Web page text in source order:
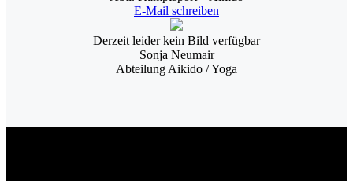
E-Mail schreiben
Derzeit leider kein Bild verfügbar
Sonja Neumair
Abteilung Aikido / Yoga